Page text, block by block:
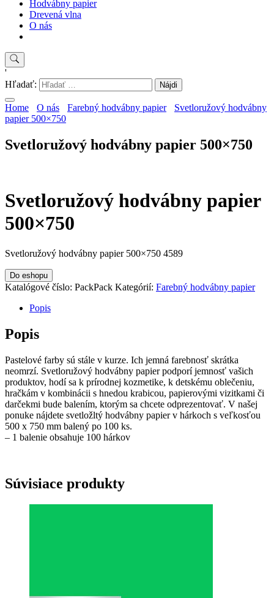
Hodvábny papier
Drevená vlna
O nás
'
Hľadať:
Home O nás Farebný hodvábny papier
Svetloružový hodvábny
papier 500×750
Svetloružový hodvábny papier 500×750
Svetloružový hodvábny papier
500×750
Svetloružový hodvábny papier 500×750 4589
Do eshopu
Katalógové číslo: PackPack Kategórií: Farebný hodvábny papier
Popis
Popis
Pastelové farby sú stále v kurze. Ich jemná farebnosť skrátka
neomrzí. Svetloružový hodvábny papier podporí jemnosť vašich
produktov, hodí sa k prírodnej kozmetike, k detskému oblečeniu,
hračkám v kombinácii s hnedou krabicou, papierovými vizitkami či
darčekmi bude balením, ktorým sa chcete odprezentovať. V našej
ponuke nájdete svetložltý hodvábny papier v hárkoch s veľkosťou
500 x 750 mm balený po 100 ks.
– 1 balenie obsahuje 100 hárkov
Súvisiace produkty